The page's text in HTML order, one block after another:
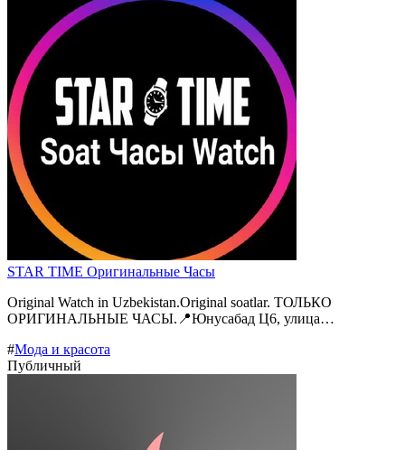
STAR TIME Оригинальные Часы
Original Watch in Uzbekistan.Original soatlar. ТОЛЬКО
ОРИГИНАЛЬНЫЕ ЧАСЫ.📍Юнусабад Ц6, улица…
#Мода и красота
Публичный